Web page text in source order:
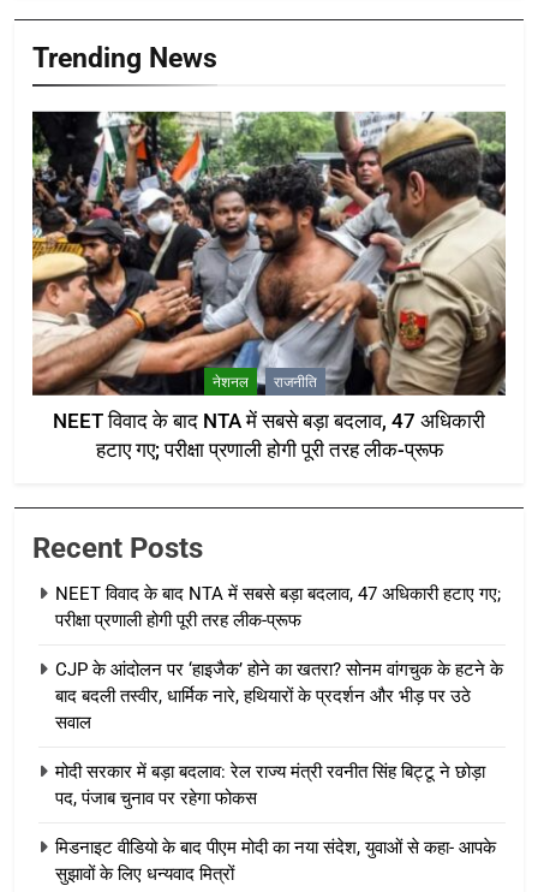
Trending News
नेशनल राजनीति
NEET विवाद के बाद NTA में सबसे बड़ा बदलाव, 47 अधिकारी
हटाए गए; परीक्षा प्रणाली होगी पूरी तरह लीक-प्रूफ
Recent Posts
NEET विवाद के बाद NTA में सबसे बड़ा बदलाव, 47 अधिकारी हटाए गए;
परीक्षा प्रणाली होगी पूरी तरह लीक-प्रूफ
CJP के आंदोलन पर ‘हाइजैक’ होने का खतरा? सोनम वांगचुक के हटने के
बाद बदली तस्वीर, धार्मिक नारे, हथियारों के प्रदर्शन और भीड़ पर उठे
सवाल
मोदी सरकार में बड़ा बदलाव: रेल राज्य मंत्री रवनीत सिंह बिट्टू ने छोड़ा
पद, पंजाब चुनाव पर रहेगा फोकस
मिडनाइट वीडियो के बाद पीएम मोदी का नया संदेश, युवाओं से कहा- आपके
सुझावों के लिए धन्यवाद मित्रों